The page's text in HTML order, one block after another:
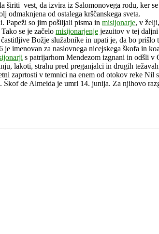
vest, da izvira iz Salomonovega rodu, ker
od ostalega krščanskega sveta.
Papeži so jim pošiljali pisma in misijonarje, v
Tako se je začelo misijonarjenje jezuitov v tej
Božje služabnike in upati je, da bo
imenovan za naslovnega nicejskega škofa in
s patrijarhom Mendezom izgnani in odšli v
lakoti, strahu pred preganjalci in drugih
zaprtosti v temnici na enem od otokov reke Nil
de Almeida je umrl 14. junija. Za njihovo